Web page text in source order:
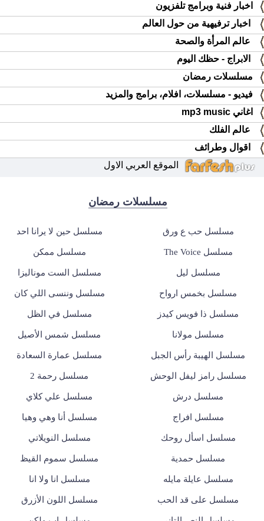
اخبار فنية وبرامج تلفزيون
اخبار ترفيهية من حول العالم
عالم المرأة والصحة
الابراج - حظك اليوم
مسلسلات رمضان
فيديو - مسلسلات، افلام، برامج والمزيد
اغاني mp3 music
عالم الفلك
اقوال وطرائف
الموقع العربي الاول
مسلسلات رمضان
مسلسل حب ع ورق مسلسل حين لا يرانا احد
مسلسل The Voice مسلسل ممكن
مسلسل ليل مسلسل الست موناليزا
مسلسل بخمس ارواح مسلسل وننسى اللي كان
مسلسل ذا فويس كيدز مسلسل في الظل
مسلسل مولانا مسلسل شمس الأصيل
مسلسل الهيبة رأس الجبل مسلسل عمارة السعادة
مسلسل رامز ليفل الوحش مسلسل رحمة 2
مسلسل درش مسلسل علي كلاي
مسلسل افراج مسلسل أنا وهي وهيا
مسلسل اسأل روحك مسلسل النويلاتي
مسلسل حمدية مسلسل سموم القيظ
مسلسل عايلة مايله مسلسل انا ولا انا
مسلسل على قد الحب مسلسل اللون الأزرق